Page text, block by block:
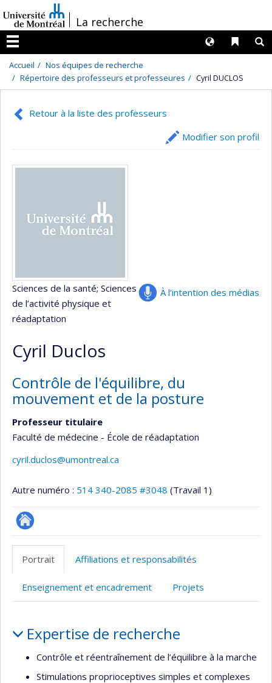
au
contenu
/La recherche
Menu
Liens
Langues
Accueil
Nos équipes de recherche
Répertoire des professeurs et professeures
Cyril DUCLOS
Retour à la liste des professeurs
Modifier son profil
À l’intention des médias
Sciences de la santé; Sciences
de l’activité physique et
réadaptation
Cyril Duclos
Contrôle de l'équilibre, du
mouvement et de la posture
Professeur titulaire
Faculté de médecine - École de réadaptation
cyril.duclos@umontreal.ca
Autre numéro : 514 340-2085 #3048 (Travail 1)
Autre
Portrait Affiliations et responsabilités
Enseignement et encadrement Projets
Expertise de recherche
Contrôle et réentraînement de l’équilibre à la marche
Stimulations proprioceptives simples et complexes